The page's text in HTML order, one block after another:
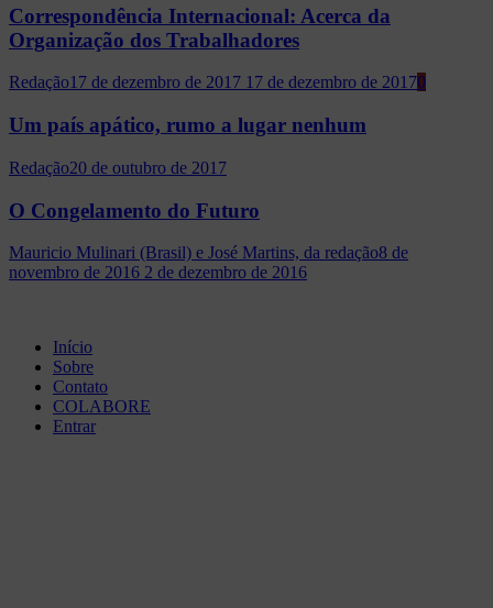
Correspondência Internacional: Acerca da
Organização dos Trabalhadores
Redação17 de dezembro de 2017 17 de dezembro de 20170
Um país apático, rumo a lugar nenhum
Redação20 de outubro de 2017
O Congelamento do Futuro
Mauricio Mulinari (Brasil) e José Martins, da redação8 de
novembro de 2016 2 de dezembro de 2016
Início
Sobre
Contato
COLABORE
Entrar